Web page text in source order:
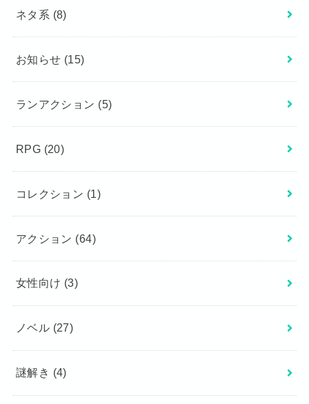
ネタ系 (8)
お知らせ (15)
ランアクション (5)
RPG (20)
コレクション (1)
アクション (64)
女性向け (3)
ノベル (27)
謎解き (4)